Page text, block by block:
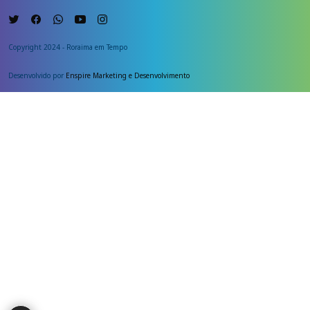
Copyright 2024 - Roraima em Tempo
Desenvolvido por Enspire Marketing e Desenvolvimento